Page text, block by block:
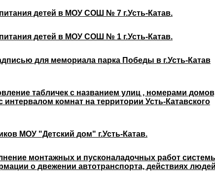
детей в МОУ СОШ № 7 г.Усть-Катав.
детей в МОУ СОШ № 1 г.Усть-Катав.
для мемориала парка Победы в г.Усть-Катав
табличек с названием улиц , номерами
комнат на территории Усть-Катавского
МОУ "Детский дом" г.Усть-Катав.
монтажных и пусконаладочных работ
о двежении автотранспорта, действиях